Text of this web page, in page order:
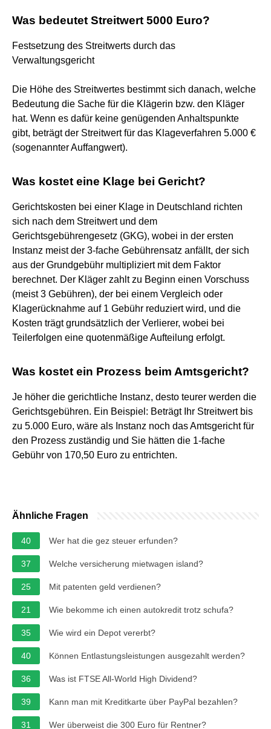
Was bedeutet Streitwert 5000 Euro?
Festsetzung des Streitwerts durch das
Verwaltungsgericht
Die Höhe des Streitwertes bestimmt sich danach, welche
Bedeutung die Sache für die Klägerin bzw. den Kläger
hat. Wenn es dafür keine genügenden Anhaltspunkte
gibt, beträgt der Streitwert für das Klageverfahren 5.000 €
(sogenannter Auffangwert).
Was kostet eine Klage bei Gericht?
Gerichtskosten bei einer Klage in Deutschland richten
sich nach dem Streitwert und dem
Gerichtsgebührengesetz (GKG), wobei in der ersten
Instanz meist der 3-fache Gebührensatz anfällt, der sich
aus der Grundgebühr multipliziert mit dem Faktor
berechnet. Der Kläger zahlt zu Beginn einen Vorschuss
(meist 3 Gebühren), der bei einem Vergleich oder
Klagerücknahme auf 1 Gebühr reduziert wird, und die
Kosten trägt grundsätzlich der Verlierer, wobei bei
Teilerfolgen eine quotenmäßige Aufteilung erfolgt.
Was kostet ein Prozess beim Amtsgericht?
Je höher die gerichtliche Instanz, desto teurer werden die
Gerichtsgebühren. Ein Beispiel: Beträgt Ihr Streitwert bis
zu 5.000 Euro, wäre als Instanz noch das Amtsgericht für
den Prozess zuständig und Sie hätten die 1-fache
Gebühr von 170,50 Euro zu entrichten.
Ähnliche Fragen
40 Wer hat die gez steuer erfunden?
37 Welche versicherung mietwagen island?
25 Mit patenten geld verdienen?
21 Wie bekomme ich einen autokredit trotz schufa?
35 Wie wird ein Depot vererbt?
40 Können Entlastungsleistungen ausgezahlt werden?
36 Was ist FTSE All-World High Dividend?
39 Kann man mit Kreditkarte über PayPal bezahlen?
31 Wer überweist die 300 Euro für Rentner?